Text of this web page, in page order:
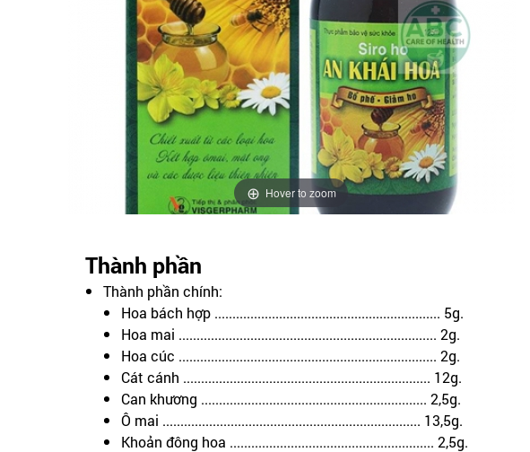
Hover to zoom
Thành phần
Thành phần chính:
Hoa bách hợp ............................................................... 5g.
Hoa mai ........................................................................ 2g.
Hoa cúc ........................................................................ 2g.
Cát cánh ..................................................................... 12g.
Can khương ............................................................... 2,5g.
Ô mai ........................................................................ 13,5g.
Khoản đông hoa ......................................................... 2,5g.